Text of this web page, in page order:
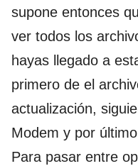
supone entonces
ver todos los
hayas llegado a
primero de el
actualización,
Modem y por
Para pasar entre